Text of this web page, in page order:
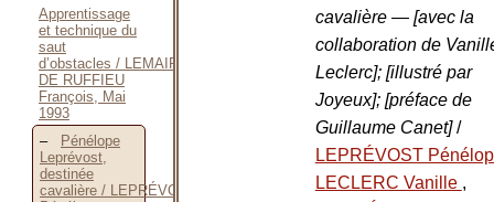
Apprentissage
et technique du
saut
d’obstacles / LEMAIRE
DE RUFFIEU
François, Mai
1993
Pénélope
Leprévost,
destinée
cavalière / LEPRÉVOST
cavalière — [avec la
collaboration de
Leclerc]; [illustré par
Joyeux]; [préface de
Guillaume Canet]/
LEPRÉVOST
LECLERC Vanille ,